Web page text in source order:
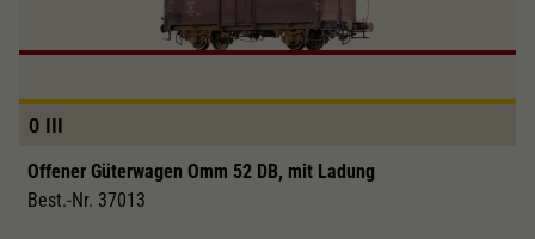
0 III
Offener Güterwagen Omm 52 DB, mit Ladung
Best.-Nr. 37013